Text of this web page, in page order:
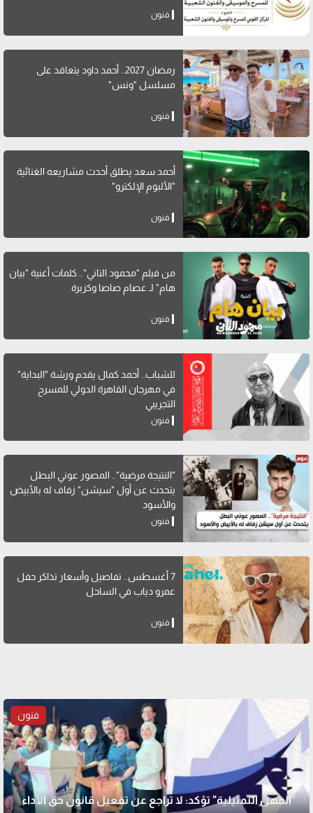
فنون
رمضان 2027.. أحمد داود يتعاقد على
مسلسل "ونس"
فنون
أحمد سعد يطلق أحدث مشاريعه الغنائية
"الألبوم الإلكترو"
فنون
من فيلم "محمود التاني".. كلمات أغنية "بيان
هام" لـ عصام صاصا وكزبرة
فنون
للشباب.. أحمد كمال يقدم ورشة "البداية"
في مهرجان القاهرة الدولي للمسرح
التجريبي
فنون
"النتيجة مرضية".. المصور عوني البطل
يتحدث عن أول "سيشن" زفاف له بالأبيض
والأسود
فنون
7 أغسطس.. تفاصيل وأسعار تذاكر حفل
عمرو دياب في الساحل
فنون
فنون
"المهن التمثيلية" تؤكد: لا تراجع عن تفعيل قانون حق الأداء